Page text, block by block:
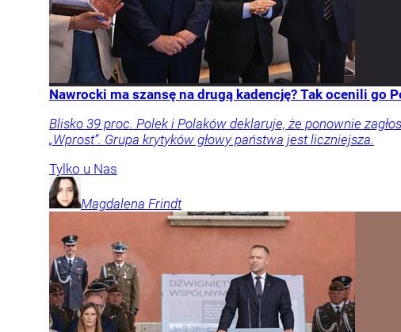
Nawrocki ma szansę na drugą kadencję? Tak ocenili go
Blisko 39 proc. Polek i Polaków deklaruje, że ponownie
„Wprost”. Grupa krytyków głowy państwa jest liczniejsza.
Tylko u Nas
Magdalena Frindt